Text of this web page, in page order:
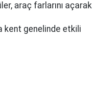
araç farlarını açarak
kent genelinde etkili